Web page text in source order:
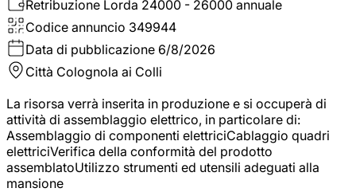
Retribuzione Lorda 24000 - 26000 annuale
Codice annuncio 349944
Data di pubblicazione 6/8/2026
Città Colognola ai Colli
La risorsa verrà inserita in produzione e si occuperà di
attività di assemblaggio elettrico, in particolare di:
Assemblaggio di componenti elettriciCablaggio quadri
elettriciVerifica della conformità del prodotto
assemblatoUtilizzo strumenti ed utensili adeguati alla
mansione